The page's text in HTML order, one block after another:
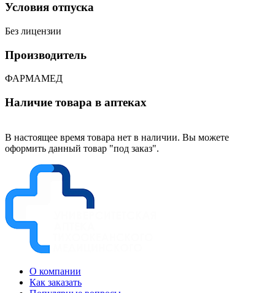
Условия отпуска
Без лицензии
Производитель
ФАРМАМЕД
Наличие товара в аптеках
В настоящее время товара нет в наличии. Вы можете
оформить данный товар "под заказ".
О компании
Как заказать